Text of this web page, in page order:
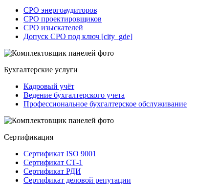
СРО энергоаудиторов
СРО проектировщиков
СРО изыскателей
Допуск СРО под ключ [city_gde]
Бухгалтерские услуги
Кадровый учёт
Ведение бухгалтерского учета
Профессиональное бухгалтерское обслуживание
Сертификация
Сертификат ISO 9001
Сертификат СТ-1
Сертификат РДИ
Сертификат деловой репутации